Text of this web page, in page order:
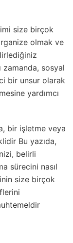
size birçok
olmak ve
zamanda, sosyal
bir unsur olarak
yardımcı
bir işletme veya
Bu yazıda,
belirli
sürecini nasıl
size birçok